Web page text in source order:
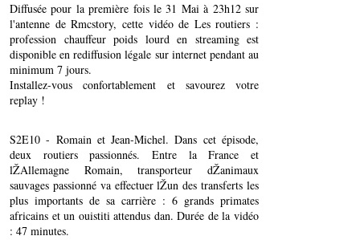
Diffusée pour la première fois le 31 Mai à 23h12 sur
l'antenne de Rmcstory, cette vidéo de Les routiers :
profession chauffeur poids lourd en streaming est
disponible en rediffusion légale sur internet pendant au
minimum 7 jours.
Installez-vous confortablement et savourez votre
replay !
S2E10 - Romain et Jean-Michel. Dans cet épisode,
deux routiers passionnés. Entre la France et
lŽAllemagne Romain, transporteur dŽanimaux
sauvages passionné va effectuer lŽun des transferts les
plus importants de sa carrière : 6 grands primates
africains et un ouistiti attendus dan. Durée de la vidéo
: 47 minutes.